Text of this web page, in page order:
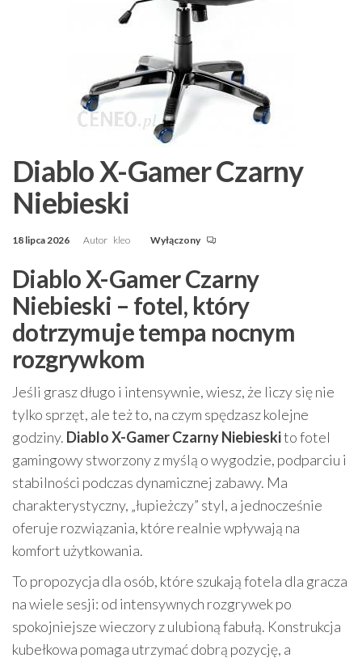
Diablo X-Gamer Czarny
Niebieski
18 lipca 2026 Autor kleo Wyłączony
Diablo X-Gamer Czarny
Niebieski – fotel, który
dotrzymuje tempa nocnym
rozgrywkom
Jeśli grasz długo i intensywnie, wiesz, że liczy się nie
tylko sprzęt, ale też to, na czym spędzasz kolejne
godziny. Diablo X-Gamer Czarny Niebieskito fotel
gamingowy stworzony z myślą o wygodzie, podparciu i
stabilności podczas dynamicznej zabawy. Ma
charakterystyczny, „łupieżczy” styl, a jednocześnie
oferuje rozwiązania, które realnie wpływają na
komfort użytkowania.
To propozycja dla osób, które szukają fotela dla gracza
na wiele sesji: od intensywnych rozgrywek po
spokojniejsze wieczory z ulubioną fabułą. Konstrukcja
kubełkowa pomaga utrzymać dobrą pozycję, a